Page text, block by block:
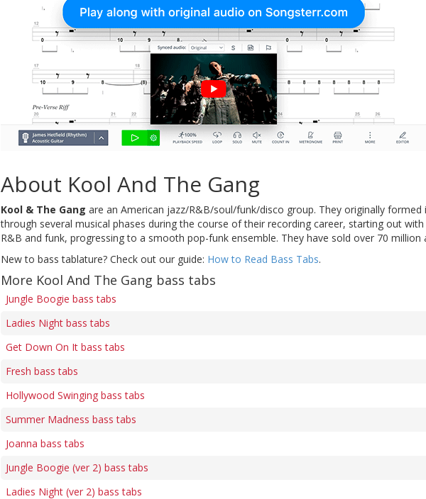
About Kool And The Gang
Kool & The Gang are an American jazz/R&B/soul/funk/disco group. They originally formed
through several musical phases during the course of their recording career, starting out
R&B and funk, progressing to a smooth pop-funk ensemble. They have sold over 70 million
New to bass tablature? Check out our guide: How to Read Bass Tabs.
More Kool And The Gang bass tabs
Jungle Boogie bass tabs
Ladies Night bass tabs
Get Down On It bass tabs
Fresh bass tabs
Hollywood Swinging bass tabs
Summer Madness bass tabs
Joanna bass tabs
Jungle Boogie (ver 2) bass tabs
Ladies Night (ver 2) bass tabs